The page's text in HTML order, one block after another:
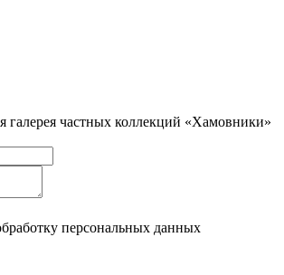
галерея частных коллекций «Хамовники»
персональных данных